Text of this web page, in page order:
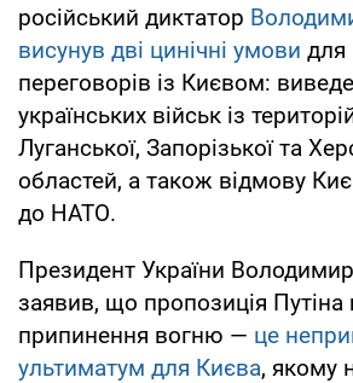
російський диктатор
висунув дві цинічні умови для
переговорів із Києвом:
українських військ із
Луганської, Запорізької та
областей, а також відмову
до НАТО.
Президент України
заявив, що пропозиція
припинення вогню — це
ультиматум для Києва, якому